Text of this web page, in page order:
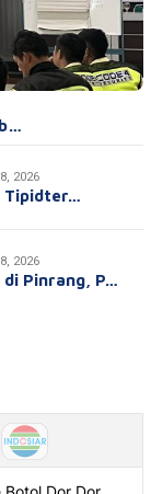
2026
Tipidter…
2026
di Pinrang, P…